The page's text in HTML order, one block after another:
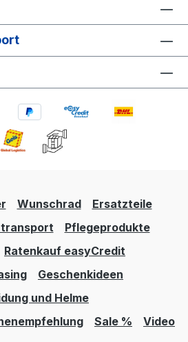
Wunschrad
Ersatzteile
Pflegeprodukte
Ratenkauf easyCredit
Geschenkideen
und Helme
Sale % Video